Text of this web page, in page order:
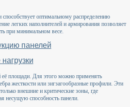
оптимальному распределению
легких наполнителей и армирования позволяет
при минимальном весе.
панелей
её площади. Для этого можно применять
жесткости или зигзагообразные профили. Эти
внешние и критические зоны, где
несущую способность панели.